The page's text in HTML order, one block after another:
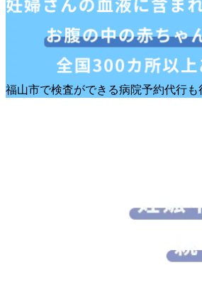
福山市で検査ができる病院予約代行も